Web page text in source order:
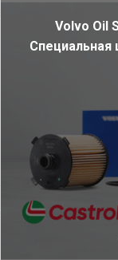
Volvo Oil
Специальная